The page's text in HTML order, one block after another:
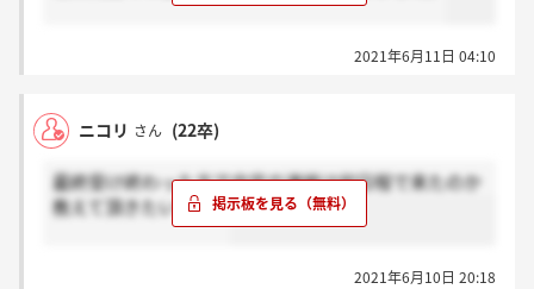
2021年6月11日 04:10
ニコリ さん (22卒)
最終受け終わった方で内定の連絡は何日程で来たのか
教えて頂きたいです！
2021年6月10日 20:18